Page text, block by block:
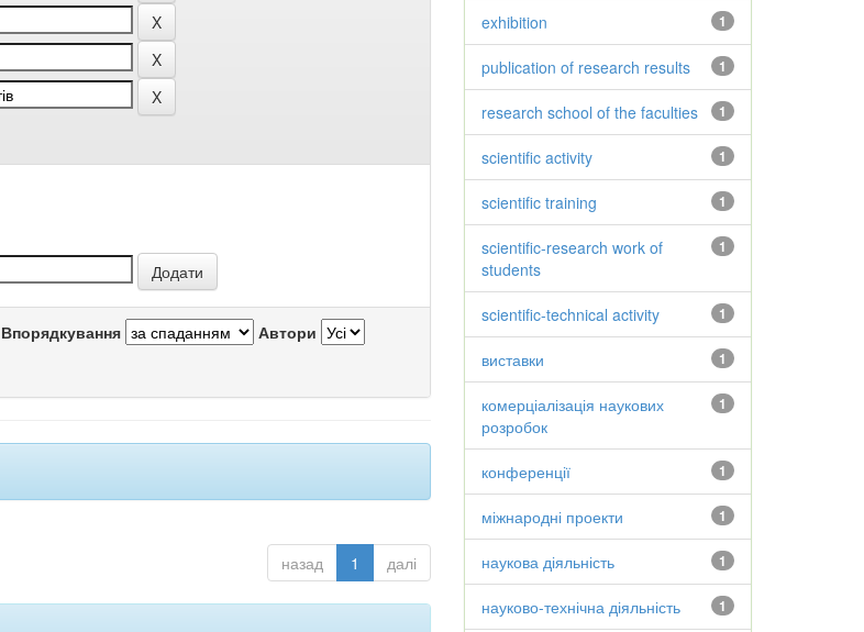
Впорядкування Автори
назад 1 далі
1
exhibition
1
publication of research results
1
research school of the faculties
1
scientific activity
1
scientific training
1
scientific-research work of
students
1
scientific-technical activity
1
виставки
1
комерціалізація наукових
розробок
1
конференції
1
міжнародні проекти
1
наукова діяльність
1
науково-технічна діяльність